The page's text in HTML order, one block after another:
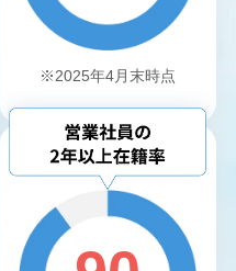
※2025年4月末時点